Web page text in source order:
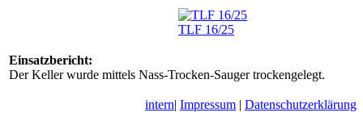
TLF 16/25
Einsatzbericht:
Der Keller wurde mittels Nass-Trocken-Sauger trockengelegt.
intern| Impressum | Datenschutzerklärung